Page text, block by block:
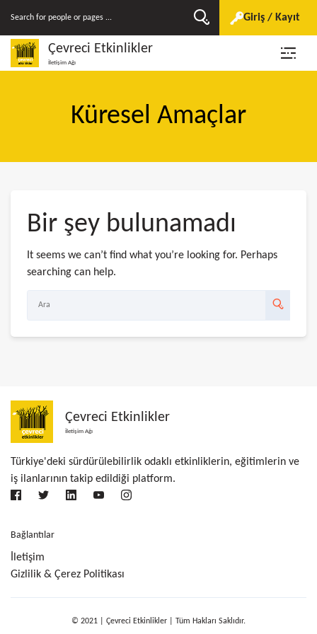
Giriş / Kayıt
Çevreci Etkinlikler
İletişim Ağı
Küresel Amaçlar
Bir şey bulunamadı
It seems we can’t find what you’re looking for. Perhaps
searching can help.
Çevreci Etkinlikler
İletişim Ağı
Türkiye'deki sürdürülebilirlik odaklı etkinliklerin, eğitimlerin ve
iş ilanlarının takip edildiği platform.
Bağlantılar
İletişim
Gizlilik & Çerez Politikası
© 2021 | Çevreci Etkinlikler | Tüm Hakları Saklıdır.